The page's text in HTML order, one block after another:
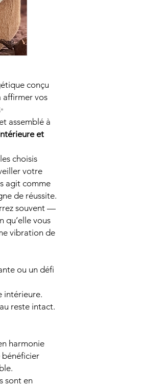
conçu
affirmer vos
assemblé à
et
choisis
votre
agit comme
de réussite.
souvent —
qu’elle vous
vibration de
ou un défi
intérieure.
reste intact.
harmonie
bénéficier
sont en